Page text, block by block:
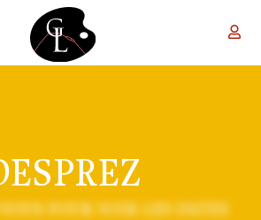
POUR VOIR LES DATES